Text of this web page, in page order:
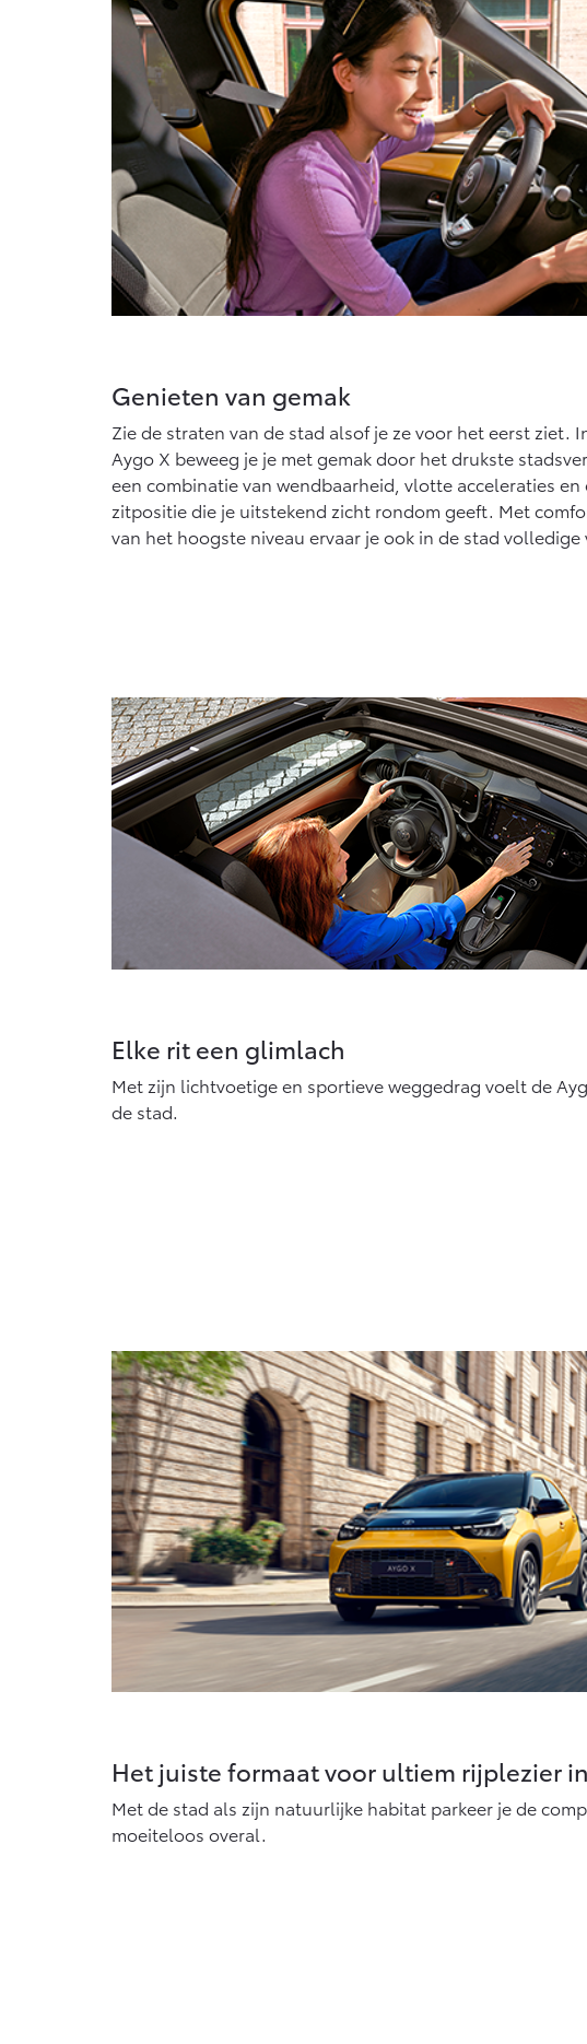
Genieten van gemak
Zie de straten van de stad alsof je ze voor het eerst ziet.
Aygo X beweeg je je met gemak door het drukste
een combinatie van wendbaarheid, vlotte acceleraties
zitpositie die je uitstekend zicht rondom geeft. Met
van het hoogste niveau ervaar je ook in de stad volledige
Elke rit een glimlach
Met zijn lichtvoetige en sportieve weggedrag voelt de
de stad.
Het juiste formaat voor ultiem rijplezier
Met de stad als zijn natuurlijke habitat parkeer je de
moeiteloos overal.